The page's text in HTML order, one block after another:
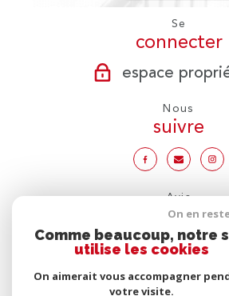
Se
connecter
espace
Nous
suivre
Avis
clients
On en
Comme beaucoup, notre
utilise les cookies
On aimerait vous accompagner
votre visite.